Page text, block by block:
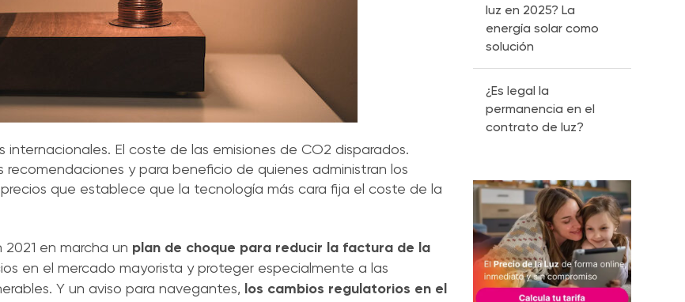
El coste de las emisiones de CO2 disparados.
y para beneficio de quienes administran los
que establece que la tecnología más cara fija el coste de la
en marcha un plan de choque para reducir la factura de la
en el mercado mayorista y proteger especialmente a las
Y un aviso para navegantes, los cambios regulatorios en el
luz en 2025? La
energía solar como
solución
¿Es legal la
permanencia en el
contrato de luz?